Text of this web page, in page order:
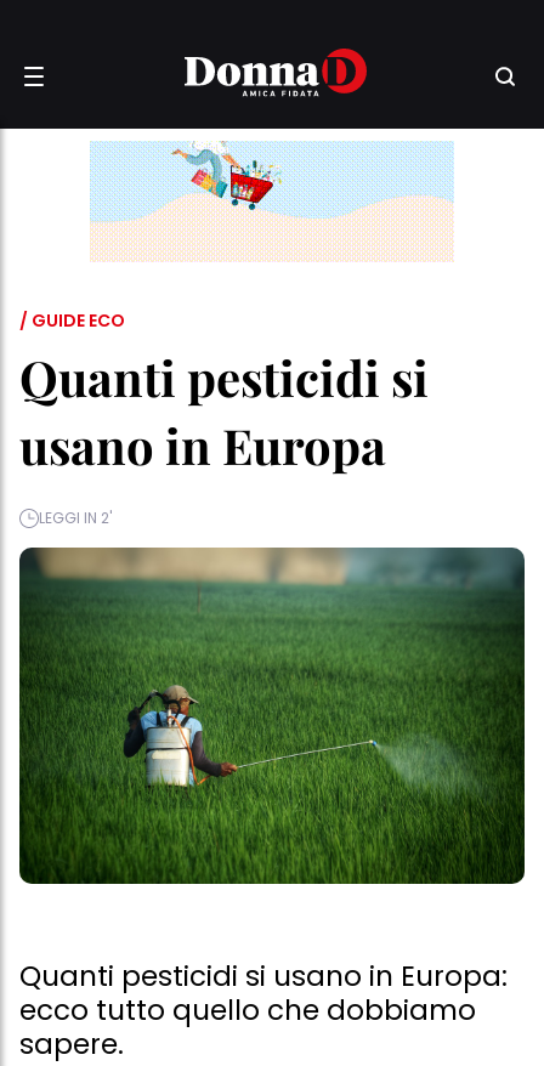
/ GUIDE ECO
Quanti pesticidi si
usano in Europa
LEGGI IN 2'
Quanti pesticidi si usano in Europa:
ecco tutto quello che dobbiamo
sapere.